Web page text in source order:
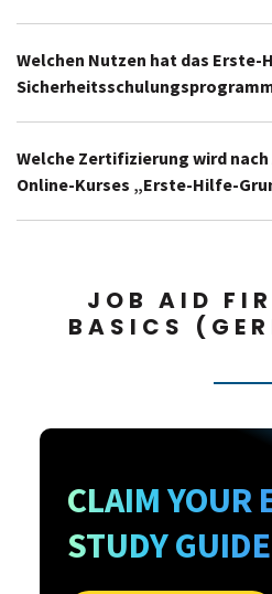
Welchen Nutzen hat das
Welche Zertifizierung wird nach
Online-Kurses „Erste-Hilfe-
JOB AID
BASICS
CLAIM YOUR
STUDY GUIDE